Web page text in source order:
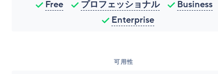
Free プロフェッショナル
Business
Enterprise
可用性